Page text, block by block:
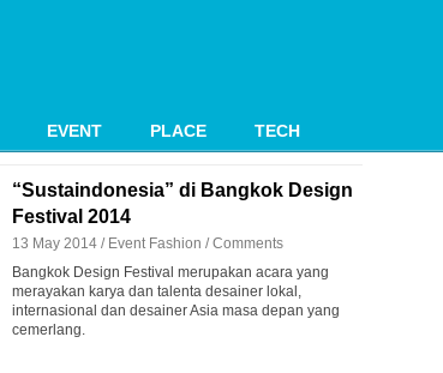
EVENT PLACE TECH
“Sustaindonesia” di Bangkok Design
Festival 2014
13 May 2014 / Event Fashion /Comments
Bangkok Design Festival merupakan acara yang
merayakan karya dan talenta desainer lokal,
internasional dan desainer Asia masa depan yang
cemerlang.